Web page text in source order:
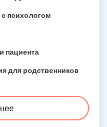
психологом
пациента
для родственников